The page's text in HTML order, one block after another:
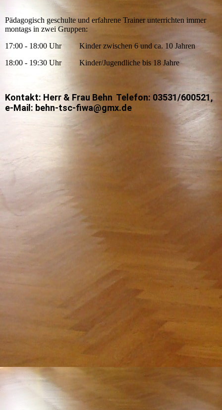
Pädagogisch geschulte und erfahrene Trainer unterrichten immer
montags in zwei Gruppen:
17:00 - 18:00 Uhr Kinder zwischen 6 und ca. 10 Jahren
18:00 - 19:30 Uhr Kinder/Jugendliche bis 18 Jahre
Kontakt: Herr & Frau Behn Telefon: 03531/600521,
e-Mail: behn-tsc-fiwa@gmx.de